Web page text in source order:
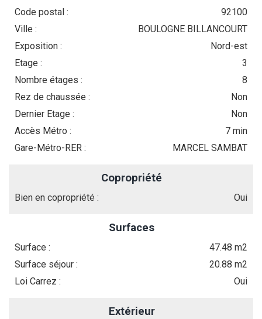
Code postal :
92100
Ville :
BOULOGNE BILLANCOURT
Exposition :
Nord-est
Etage :
3
Nombre étages :
8
Rez de chaussée :
Non
Dernier Etage :
Non
Accès Métro :
7 min
Gare-Métro-RER :
MARCEL SAMBAT
Copropriété
Bien en copropriété : Oui
Surfaces
Surface :
47.48 m2
Surface séjour :
20.88 m2
Loi Carrez :
Oui
Extérieur